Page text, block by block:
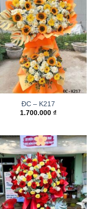
ĐC – K217
1.700.000 ₫